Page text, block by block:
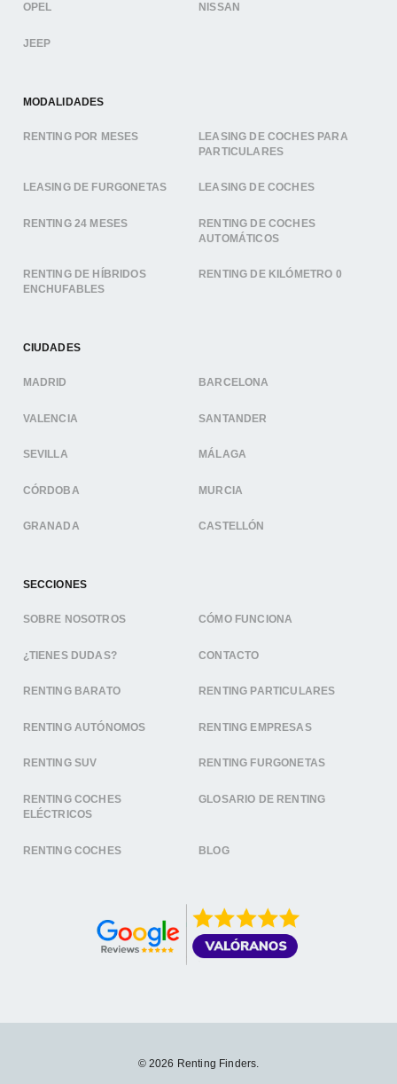
OPEL NISSAN
JEEP
MODALIDADES
RENTING POR MESES
LEASING DE COCHES PARA
PARTICULARES
LEASING DE FURGONETAS LEASING DE COCHES
RENTING 24 MESES
RENTING DE COCHES
AUTOMÁTICOS
RENTING DE HÍBRIDOS
ENCHUFABLES
RENTING DE KILÓMETRO 0
CIUDADES
MADRID BARCELONA
VALENCIA SANTANDER
SEVILLA MÁLAGA
CÓRDOBA MURCIA
GRANADA CASTELLÓN
SECCIONES
SOBRE NOSOTROS CÓMO FUNCIONA
¿TIENES DUDAS? CONTACTO
RENTING BARATO RENTING PARTICULARES
RENTING AUTÓNOMOS RENTING EMPRESAS
RENTING SUV RENTING FURGONETAS
RENTING COCHES
ELÉCTRICOS
GLOSARIO DE RENTING
RENTING COCHES BLOG
© 2026 Renting Finders.